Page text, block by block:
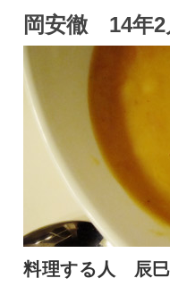
岡安徹 14年2
料理する人 辰